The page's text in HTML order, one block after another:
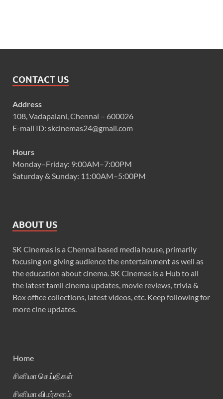
CONTACT US
Address
108, Vadapalani, Chennai – 600026
E-mail ID: skcinemas24@gmail.com
Hours
Monday–Friday: 9:00AM–7:00PM
Saturday & Sunday: 11:00AM–5:00PM
ABOUT US
SK Cinemas is a Chennai based media house, primarily
focusing on giving audience the entertainment as well as
the education about cinema. SK Cinemas is a Hub to all
the latest tamil cinema updates, movie reviews, trivia &
Box office collections, latest videos, etc. Keep following for
more cine updates.
Home
சினிமா செய்திகள்
சினிமா விமர்சனம்